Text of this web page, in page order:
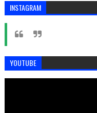
INSTAGRAM
YOUTUBE